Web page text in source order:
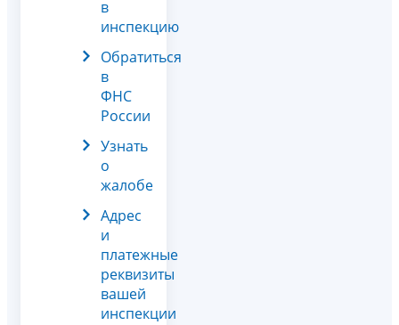
в
инспекцию
Обратиться
в
ФНС
России
Узнать
о
жалобе
Адрес
и
платежные
реквизиты
вашей
инспекции